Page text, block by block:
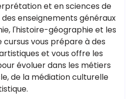
et en sciences de
enseignements généraux
l'histoire-géographie et les
cursus vous prépare à des
et vous offre les
évoluer dans les métiers
de la médiation culturelle